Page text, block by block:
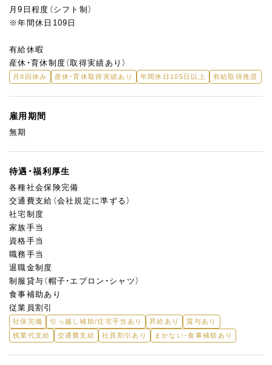
月9日程度（シフト制）
※年間休日109日
有給休暇
産休・育休制度（取得実績あり）
月8回休み 産休・育休取得実績あり 年間休日105日以上 有給取得推奨
雇用期間
無期
待遇・福利厚生
各種社会保険完備
交通費支給（会社規定に準ずる）
社宅制度
家族手当
資格手当
職務手当
退職金制度
制服貸与（帽子・エプロン・シャツ）
食事補助あり
従業員割引
社保完備 引っ越し補助/住宅手当あり 昇給あり
賞与あり
残業代支給
交通費支給 社員割引あり まかない・食事補助あり